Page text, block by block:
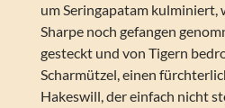
um Seringapatam kulminiert,
Sharpe noch gefangen
gesteckt und von Tigern
Scharmützel, einen
Hakeswill, der einfach nicht